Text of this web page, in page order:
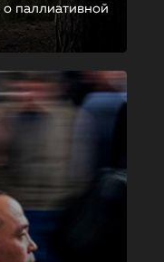
паллиативной